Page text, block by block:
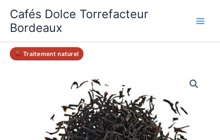
contenu
Cafés Dolce Torrefacteur
Bordeaux
Traitement naturel